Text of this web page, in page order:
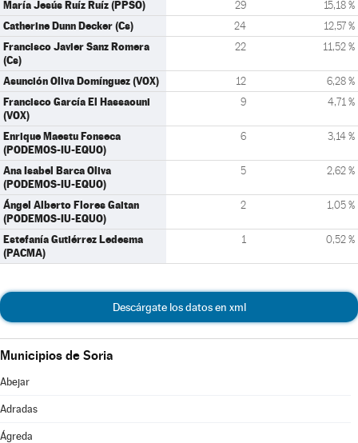
María Jesús Ruíz Ruíz (PPSO) 29 15,18 %
Catherine Dunn Decker (Cs) 24 12,57 %
Francisco Javier Sanz Romera
(Cs)
22 11,52 %
Asunción Oliva Domínguez (VOX) 12 6,28 %
Francisco García El Hassaouni
(VOX)
9 4,71 %
Enrique Maestu Fonseca
(PODEMOS-IU-EQUO)
6 3,14 %
Ana Isabel Barca Oliva
(PODEMOS-IU-EQUO)
5 2,62 %
Ángel Alberto Flores Gaitan
(PODEMOS-IU-EQUO)
2 1,05 %
Estefanía Gutiérrez Ledesma
(PACMA)
1 0,52 %
Descárgate los datos en xml
Municipios de Soria
Abejar
Adradas
Ágreda